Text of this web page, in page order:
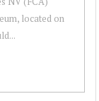
located on